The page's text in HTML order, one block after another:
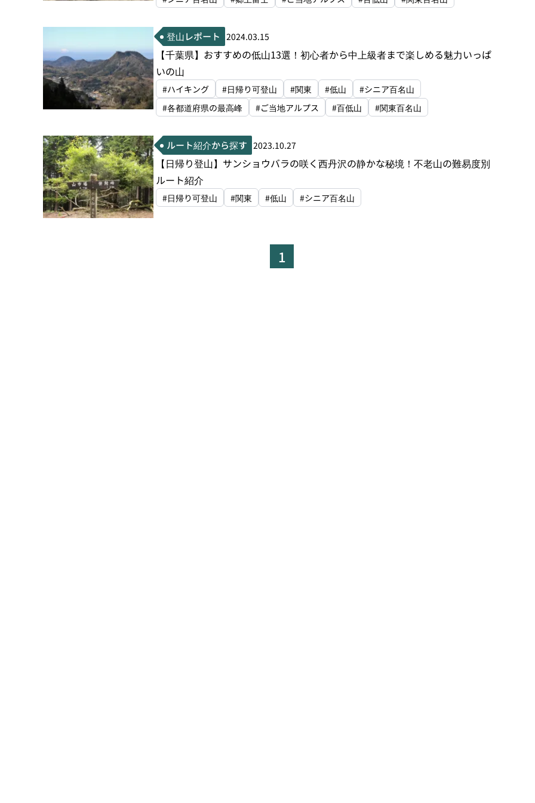
登山レポート 2024.03.15
【千葉県】おすすめの低山13選！初心者から中上級者まで楽しめる魅力いっぱ
いの山
#ハイキング #日帰り可登山 #関東 #低山
#シニア百名山
#各都道府県の最高峰
#ご当地アルプス #百低山 #関東百名山
ルート紹介から探す 2023.10.27
【日帰り登山】サンショウバラの咲く西丹沢の静かな秘境！不老山の難易度別
ルート紹介
#日帰り可登山 #関東 #低山 #シニア百名山
1